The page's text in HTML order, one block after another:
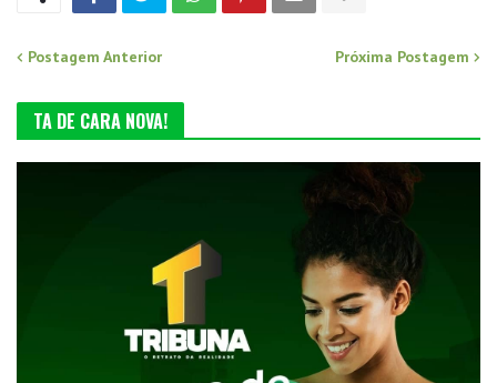
Postagem Anterior Próxima Postagem
TA DE CARA NOVA!